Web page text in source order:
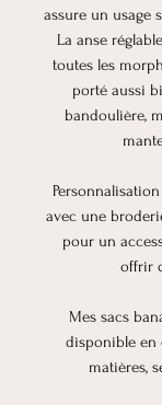
assure un usage
La anse
toutes les
porté aussi
bandoulière,
avec une
pour un
offrir
Mes sacs
disponible en
matières,